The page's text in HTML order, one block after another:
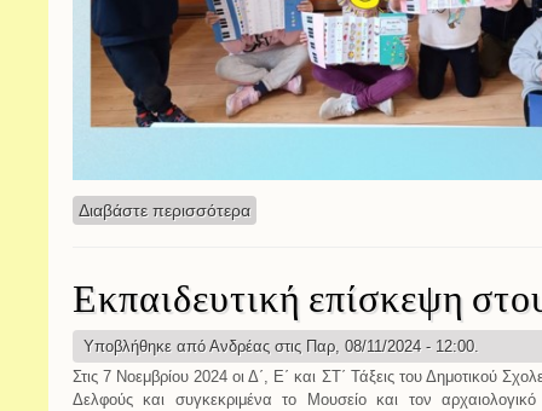
Διαβάστε περισσότερα
Εκπαιδευτική επίσκεψη
Υποβλήθηκε από Ανδρέας στις Παρ, 08/11/2024 - 12:00.
Στις 7 Νοεμβρίου 2024 οι Δ΄, Ε΄ και ΣΤ΄ Τάξεις του Δημοτικού
Δελφούς και συγκεκριμένα το Μουσείο και τον